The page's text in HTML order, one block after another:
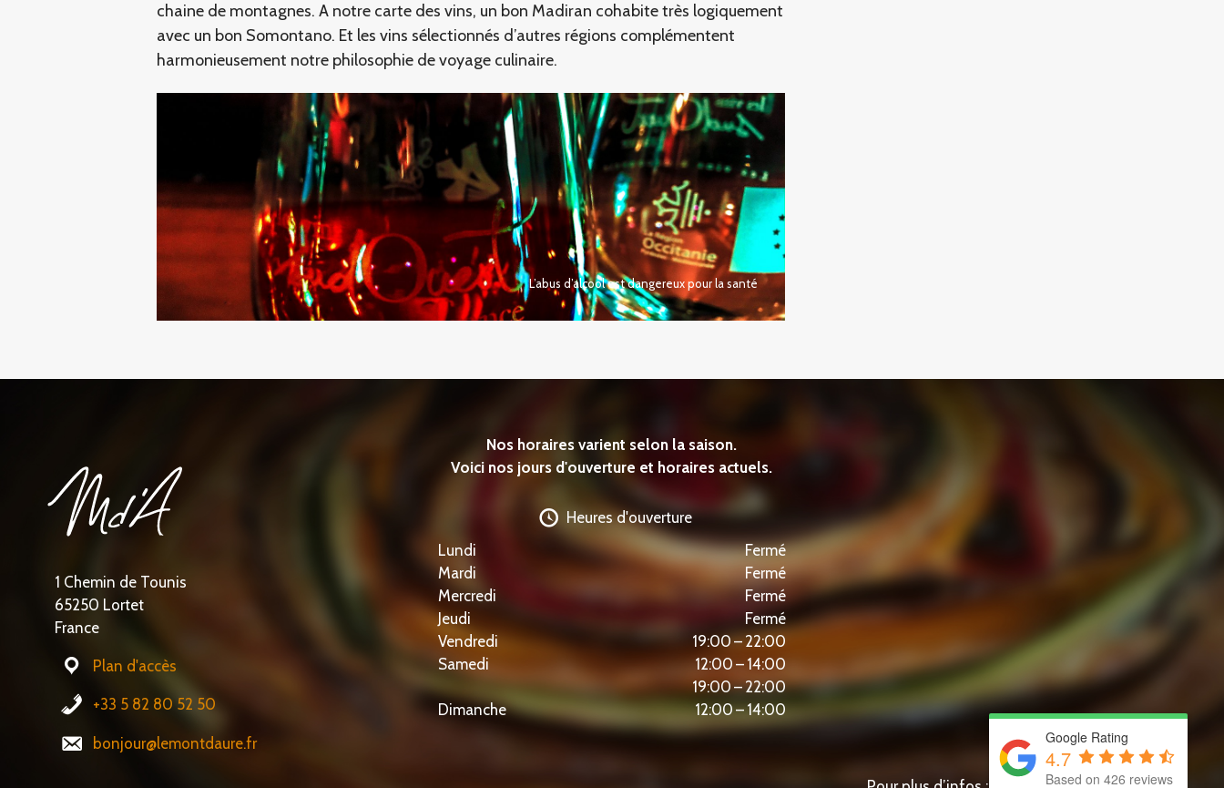
chaine de montagnes. A notre carte des vins, un bon Madiran cohabite très logiquement
avec un bon Somontano. Et les vins sélectionnés d’autres régions complémentent
harmonieusement notre philosophie de voyage culinaire.
L’abus d’alcool est dangereux pour la santé
1 Chemin de Tounis
65250 Lortet
France
Plan d'accès
+33 5 82 80 52 50
bonjour@lemontdaure.fr
Nos horaires varient selon la saison.
Voici nos jours d'ouverture et horaires actuels.
Heures d'ouverture
Lundi
Fermé
Mardi
Fermé
Mercredi
Fermé
Jeudi
Fermé
Vendredi
19:00 – 22:00
Samedi
12:00 – 14:00
19:00 – 22:00
Dimanche
12:00 – 14:00
Google Rating
4.7
Based on 426 reviews